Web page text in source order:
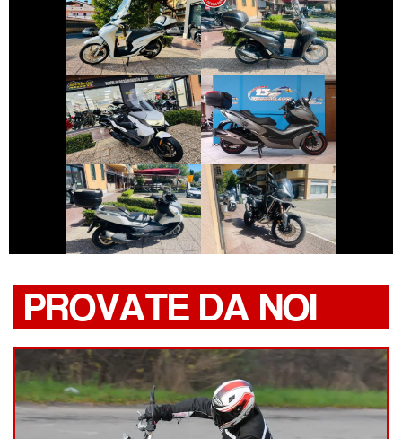
HONDA SH HONDA SH
BMW SERIE-C
€ 4.390 €
KYMCO XCITING
€ 3.890 €
BMW SERIE-C
€ 4.990 €
HONDA AFRICA-
TWIN
€ 12.990 €
PROVATE DA NOI